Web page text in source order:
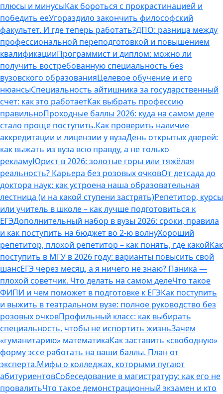
плюсы и минусыКак бороться с прокрастинацией и
победить ееУгораздило закончить философский
факультет. И где теперь работать?ДПО: разница между
профессиональной переподготовкой и повышением
квалификацииПрограммист и диплом: можно ли
получить востребованную специальность без
вузовского образованияЦелевое обучение и его
нюансыСпециальность айтишника за государственный
счет: как это работаетКак выбрать профессию
правильноПроходные баллы 2026: куда на самом деле
стало проще поступить.Как проверить наличие
аккредитации и лицензии у вузаДень открытых дверей:
как выжать из вуза всю правду, а не только
рекламуЮрист в 2026: золотые горы или тяжёлая
реальность? Карьера без розовых очковОт детсада до
доктора наук: как устроена наша образовательная
лестница (и на какой ступени застрять)Репетитор, курсы
или учитель в школе – как лучше подготовиться к
ЕГЭДополнительный набор в вузы 2026: сроки, правила
и как поступить на бюджет во 2‑ю волнуХороший
репетитор, плохой репетитор – как понять, где какойКак
поступить в МГУ в 2026 году: варианты повысить свой
шансЕГЭ через месяц, а я ничего не знаю? Паника —
плохой советчик. Что делать на самом делеЧто такое
ФИПИ и чем поможет в подготовке к ЕГЭКак поступить
и выжить в театральном вузе: полное руководство без
розовых очковПрофильный класс: как выбирать
специальность, чтобы не испортить жизньЗачем
«гуманитарию» математикаКак заставить «свободную»
форму эссе работать на ваши баллы. План от
эксперта.Мифы о колледжах, которыми пугают
абитуриентовСобеседование в магистратуру: как его не
провалитьЧто такое демонстрационный экзамен и кто